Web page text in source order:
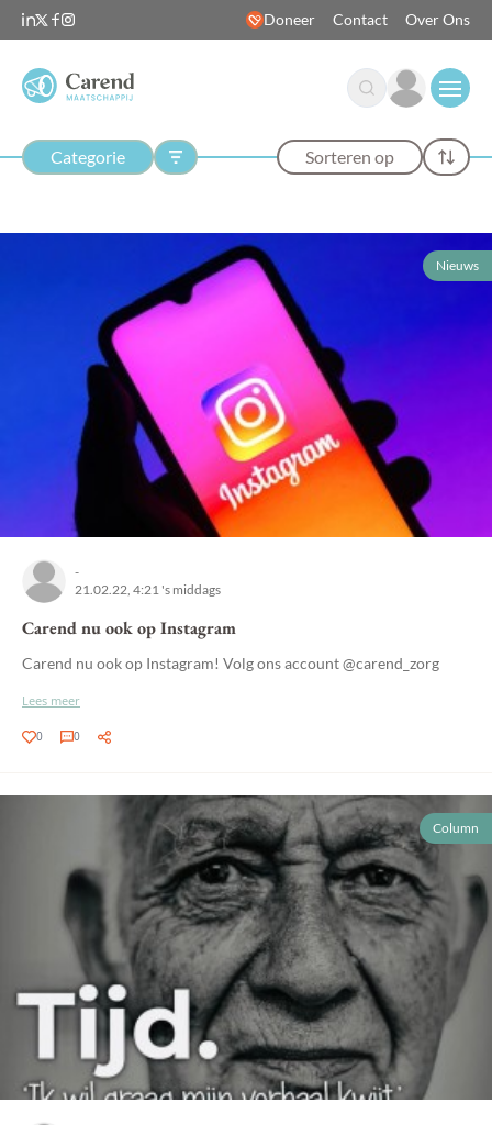
Doneer Contact Over Ons
Categorie Sorteren op
Nieuws
-
21.02.22, 4:21 's middags
Carend nu ook op Instagram
Carend nu ook op Instagram! Volg ons account @carend_zorg
Lees meer
0 0
Column